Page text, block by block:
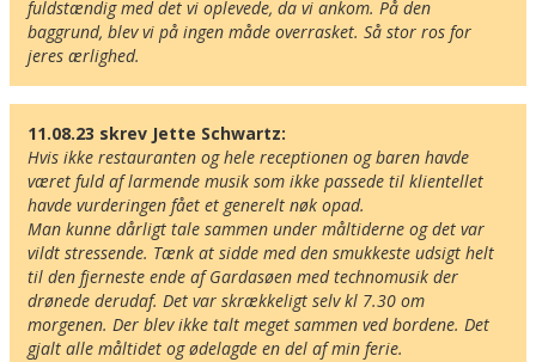
Här ligger hotellet
Visa alla Happydays hotell i Italien
Flygplatser
Museer
Radie runt hotellet:
fuldstændig med det vi oplevede, da vi ankom. På den
baggrund, blev vi på ingen måde overrasket. Så stor ros for
jeres ærlighed.
11.08.23 skrev Jette Schwartz:
Hvis ikke restauranten og hele receptionen og baren havde
været fuld af larmende musik som ikke passede til klientellet
havde vurderingen fået et generelt nøk opad.
Man kunne dårligt tale sammen under måltiderne og det var
vildt stressende. Tænk at sidde med den smukkeste udsigt helt
til den fjerneste ende af Gardasøen med technomusik der
drønede derudaf. Det var skrækkeligt selv kl 7.30 om
morgenen. Der blev ikke talt meget sammen ved bordene. Det
gjalt alle måltidet og ødelagde en del af min ferie.